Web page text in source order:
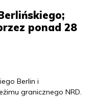
ponad 28
Berlin i
granicznego NRD.